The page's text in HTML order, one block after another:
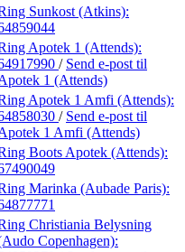
Sunkost (Atkins):
Apotek 1 (Attends):
/ Send e-post til
1 (Attends)
Apotek 1 Amfi (Attends):
/ Send e-post til
1 Amfi (Attends)
Boots Apotek (Attends):
Marinka (Aubade Paris):
Christiania Belysning
Copenhagen):